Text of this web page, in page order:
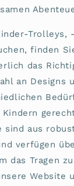
finden
das
an Designs
sind aus
verfügen
das Tragen
Website